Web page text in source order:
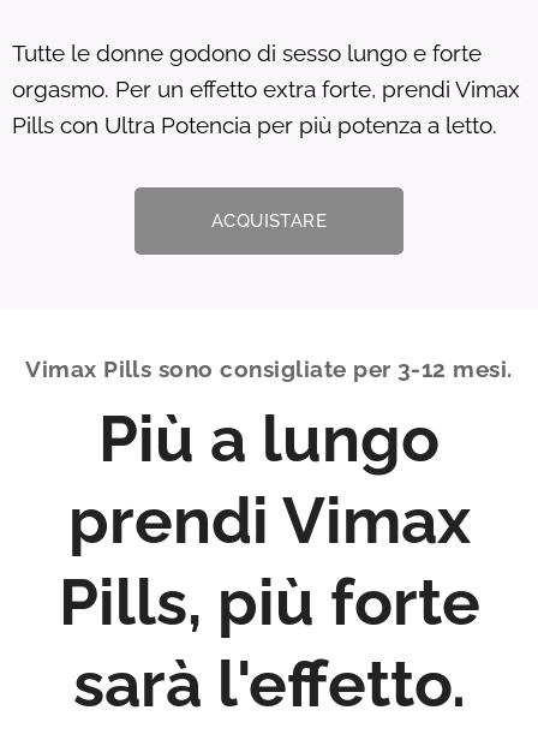
Tutte le donne godono di sesso lungo e forte
orgasmo. Per un effetto extra forte, prendi Vimax
Pills con Ultra Potencia per più potenza a letto.
ACQUISTARE
Vimax Pills sono consigliate per 3-12 mesi.
Più a lungo
prendi Vimax
Pills, più forte
sarà l'effetto.